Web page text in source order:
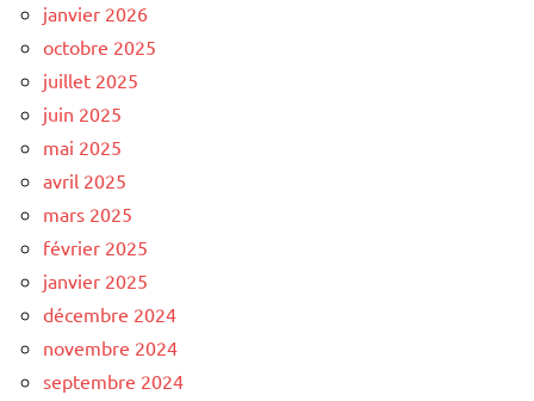
janvier 2026
octobre 2025
juillet 2025
juin 2025
mai 2025
avril 2025
mars 2025
février 2025
janvier 2025
décembre 2024
novembre 2024
septembre 2024